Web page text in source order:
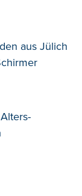
aus Jülich